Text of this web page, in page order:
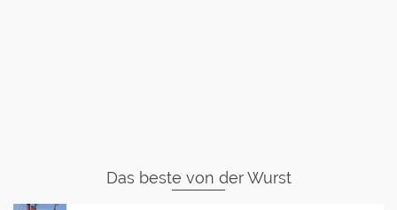
Das beste von der Wurst